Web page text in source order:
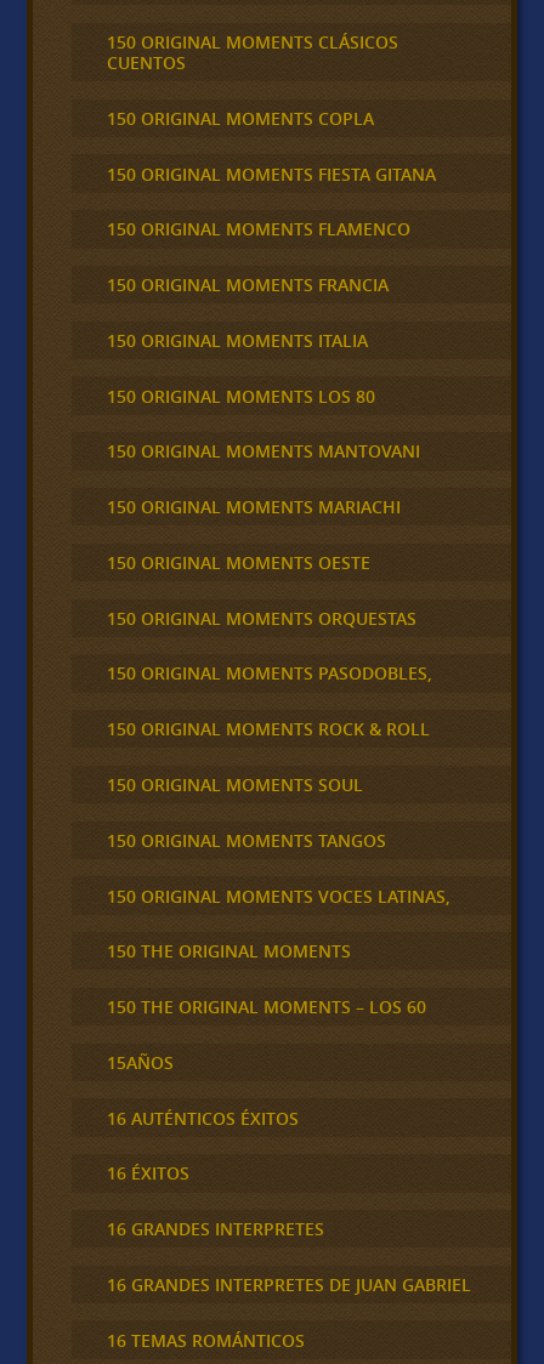
150 ORIGINAL MOMENTS CLÁSICOS
CUENTOS
150 ORIGINAL MOMENTS COPLA
150 ORIGINAL MOMENTS FIESTA GITANA
150 ORIGINAL MOMENTS FLAMENCO
150 ORIGINAL MOMENTS FRANCIA
150 ORIGINAL MOMENTS ITALIA
150 ORIGINAL MOMENTS LOS 80
150 ORIGINAL MOMENTS MANTOVANI
150 ORIGINAL MOMENTS MARIACHI
150 ORIGINAL MOMENTS OESTE
150 ORIGINAL MOMENTS ORQUESTAS
150 ORIGINAL MOMENTS PASODOBLES,
150 ORIGINAL MOMENTS ROCK & ROLL
150 ORIGINAL MOMENTS SOUL
150 ORIGINAL MOMENTS TANGOS
150 ORIGINAL MOMENTS VOCES LATINAS,
150 THE ORIGINAL MOMENTS
150 THE ORIGINAL MOMENTS – LOS 60
15AÑOS
16 AUTÉNTICOS ÉXITOS
16 ÉXITOS
16 GRANDES INTERPRETES
16 GRANDES INTERPRETES DE JUAN GABRIEL
16 TEMAS ROMÁNTICOS